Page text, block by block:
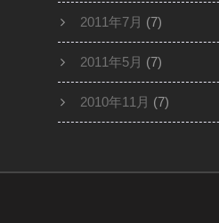
2011年7月 (7)
2011年5月 (7)
2010年11月 (7)